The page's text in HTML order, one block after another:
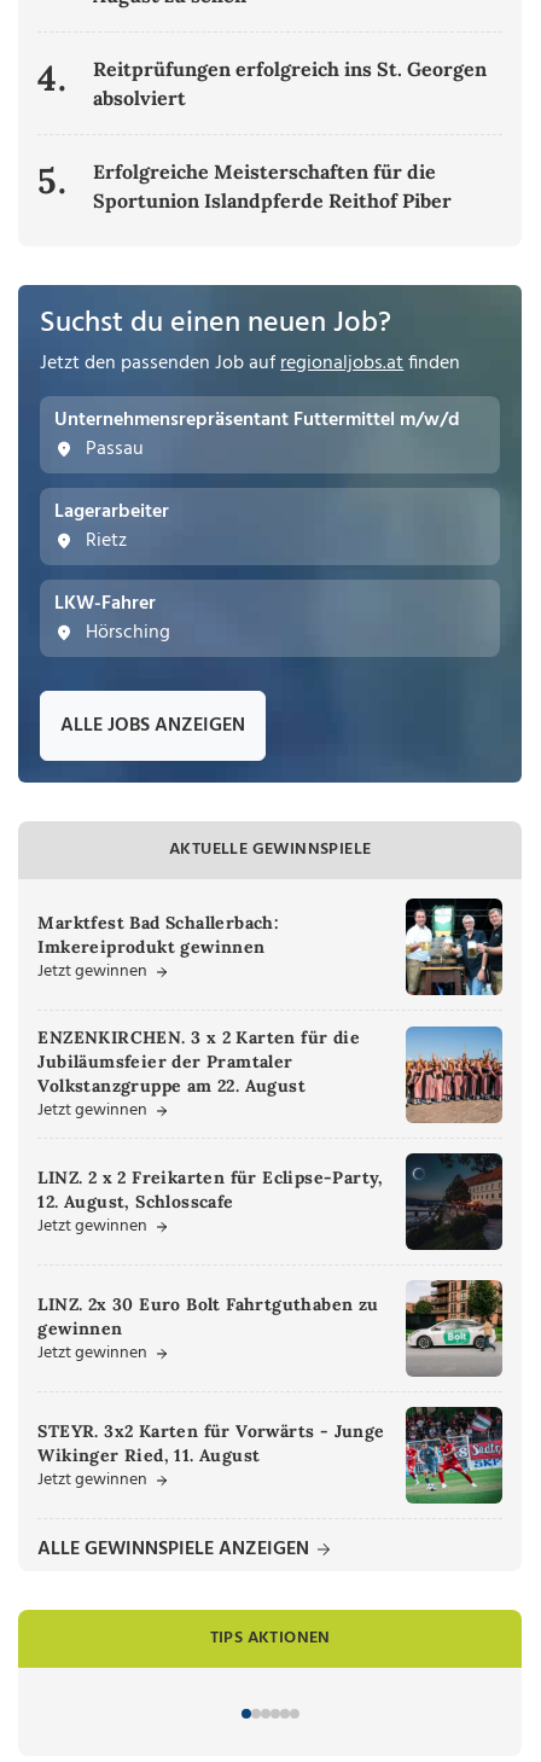
4.
Reitprüfungen erfolgreich ins St. Georgen
absolviert
5.
Erfolgreiche Meisterschaften für die
Sportunion Islandpferde Reithof Piber
Suchst du einen neuen Job?
Jetzt den passenden Job aufregionaljobs.atfinden
Unternehmensrepräsentant Futtermittel m/w/d
Passau
Lagerarbeiter
Rietz
LKW-Fahrer
Hörsching
ALLE JOBS ANZEIGEN
AKTUELLE GEWINNSPIELE
Marktfest Bad Schallerbach:
Imkereiprodukt gewinnen
Jetzt gewinnen
ENZENKIRCHEN. 3 x 2 Karten für die
Jubiläumsfeier der Pramtaler
Volkstanzgruppe am 22. August
Jetzt gewinnen
LINZ. 2 x 2 Freikarten für Eclipse-Party,
12. August, Schlosscafe
Jetzt gewinnen
LINZ. 2x 30 Euro Bolt Fahrtguthaben zu
gewinnen
Jetzt gewinnen
STEYR. 3x2 Karten für Vorwärts - Junge
Wikinger Ried, 11. August
Jetzt gewinnen
ALLE GEWINNSPIELE ANZEIGEN
TIPS AKTIONEN